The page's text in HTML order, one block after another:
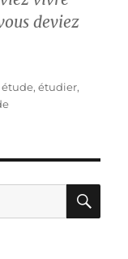
deviez
étude,étudier,